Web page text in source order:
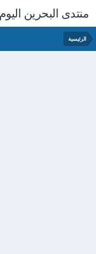
منتدى البحرين اليوم
الرئيسية